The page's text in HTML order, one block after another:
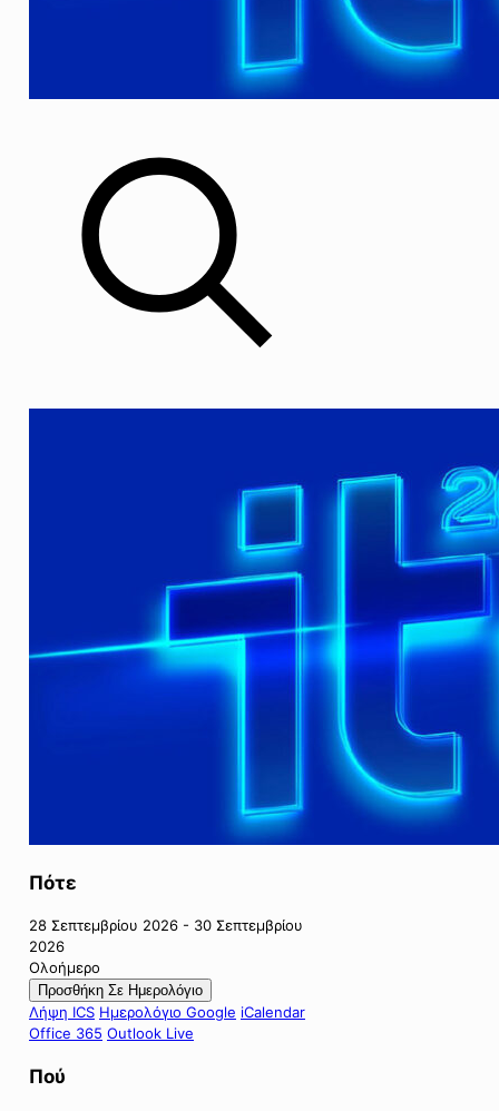
Πότε
28 Σεπτεμβρίου 2026 - 30 Σεπτεμβρίου
2026
Ολοήμερο
Προσθήκη Σε Ημερολόγιο
Λήψη ICS Ημερολόγιο Google iCalendar
Office 365 Outlook Live
Πού